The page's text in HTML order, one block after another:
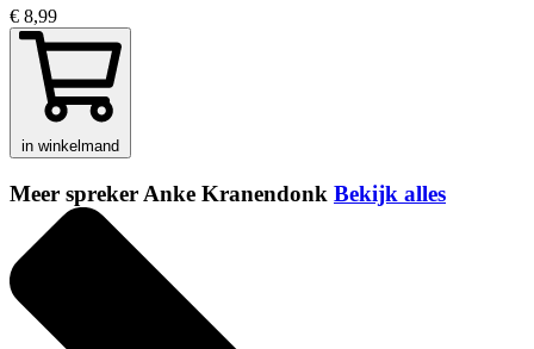
€ 8,99
in winkelmand
Meer spreker Anke Kranendonk Bekijk alles